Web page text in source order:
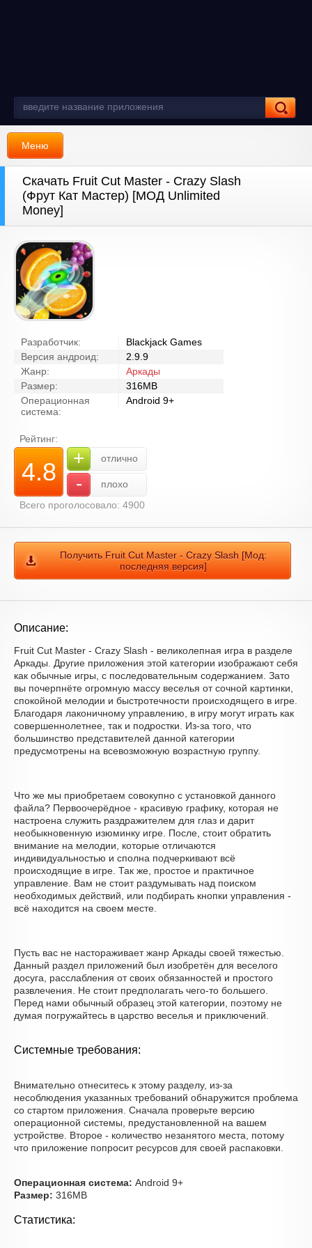
Меню
Скачать Fruit Cut Master - Crazy Slash
(Фрут Кат Мастер) [МОД Unlimited
Money]
Разработчик:
Blackjack Games
Версия андроид:
2.9.9
Жанр:
Аркады
Размер:
316MB
Операционная
система:
Android 9+
Рейтинг:
4.8 + отлично
-
плохо
Всего проголосовало: 4900
Получить Fruit Cut Master - Crazy Slash [Мод:
последняя версия]
Описание:
Fruit Cut Master - Crazy Slash - великолепная игра в разделе
Аркады. Другие приложения этой категории изображают себя
как обычные игры, с последовательным содержанием. Зато
вы почерпнёте огромную массу веселья от сочной картинки,
спокойной мелодии и быстротечности происходящего в игре.
Благодаря лаконичному управлению, в игру могут играть как
совершеннолетнее, так и подростки. Из-за того, что
большинство представителей данной категории
предусмотрены на всевозможную возрастную группу.
Что же мы приобретаем совокупно с установкой данного
файла? Первоочерёдное - красивую графику, которая не
настроена служить раздражителем для глаз и дарит
необыкновенную изюминку игре. После, стоит обратить
внимание на мелодии, которые отличаются
индивидуальностью и сполна подчеркивают всё
происходящие в игре. Так же, простое и практичное
управление. Вам не стоит раздумывать над поиском
необходимых действий, или подбирать кнопки управления -
всё находится на своем месте.
Пусть вас не настораживает жанр Аркады своей тяжестью.
Данный раздел приложений был изобретён для веселого
досуга, расслабления от своих обязанностей и простого
развлечения. Не стоит предполагать чего-то большего.
Перед нами обычный образец этой категории, поэтому не
думая погружайтесь в царство веселья и приключений.
Системные требования:
Внимательно отнеситесь к этому разделу, из-за
несоблюдения указанных требований обнаружится проблема
со стартом приложения. Сначала проверьте версию
операционной системы, предустановленной на вашем
устройстве. Второе - количество незанятого места, потому
что приложение попросит ресурсов для своей распаковки.
Операционная система: Android 9+
Размер: 316MB
Статистика: